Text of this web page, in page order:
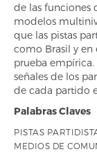
de las funciones
modelos
que las pistas
como Brasil y en
prueba
señales de los
de cada partido
Palabras Claves
PISTAS
MEDIOS DE